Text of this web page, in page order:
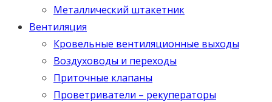
Металлический штакетник
Вентиляция
Кровельные вентиляционные выходы
Воздуховоды и переходы
Приточные клапаны
Проветриватели – рекуператоры